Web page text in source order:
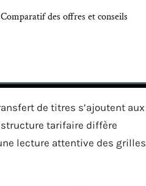
des offres et conseils
de titres s’ajoutent aux
tarifaire diffère
lecture attentive des grilles